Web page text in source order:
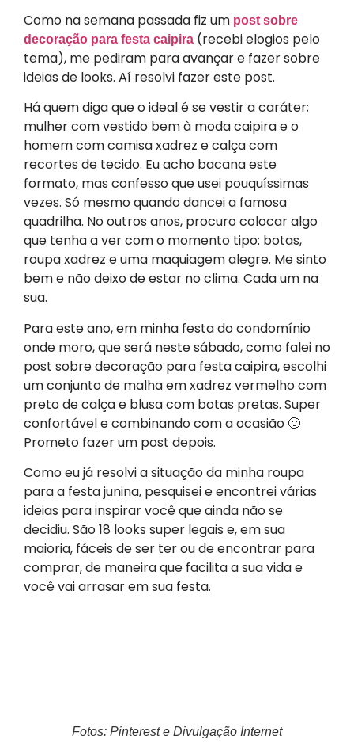
Como na semana passada fiz um post sobre
decoração para festa caipira (recebi elogios pelo
tema), me pediram para avançar e fazer sobre
ideias de looks. Aí resolvi fazer este post.
Há quem diga que o ideal é se vestir a caráter;
mulher com vestido bem à moda caipira e o
homem com camisa xadrez e calça com
recortes de tecido. Eu acho bacana este
formato, mas confesso que usei pouquíssimas
vezes. Só mesmo quando dancei a famosa
quadrilha. No outros anos, procuro colocar algo
que tenha a ver com o momento tipo: botas,
roupa xadrez e uma maquiagem alegre. Me sinto
bem e não deixo de estar no clima. Cada um na
sua.
Para este ano, em minha festa do condomínio
onde moro, que será neste sábado, como falei no
post sobre decoração para festa caipira, escolhi
um conjunto de malha em xadrez vermelho com
preto de calça e blusa com botas pretas. Super
confortável e combinando com a ocasião 🙂
Prometo fazer um post depois.
Como eu já resolvi a situação da minha roupa
para a festa junina, pesquisei e encontrei várias
ideias para inspirar você que ainda não se
decidiu. São 18 looks super legais e, em sua
maioria, fáceis de ser ter ou de encontrar para
comprar, de maneira que facilita a sua vida e
você vai arrasar em sua festa.
Fotos: Pinterest e Divulgação Internet